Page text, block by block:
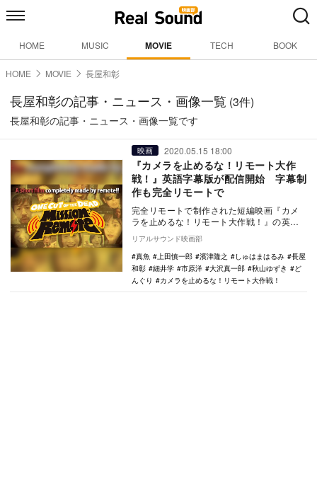
HOME MUSIC MOVIE TECH BOOK
HOME MOVIE 長屋和彰
長屋和彰の記事・ニュース・画像一覧 (3件)
長屋和彰の記事・ニュース・画像一覧です
映画 2020.05.15 18:00
『カメラを止めるな！リモート大作
戦！』英語字幕版が配信開始 字幕制
作も完全リモートで
完全リモートで制作された短編映画『カメ
ラを止めるな！リモート大作戦！』の英語
字幕版が急遽制作され、世界配信がスター
トした。 …
リアルサウンド映画部
真魚
上田慎一郎 濱津隆之 しゅはまはるみ
長屋
和彰
細井学 市原洋 大沢真一郎 秋山ゆずき
ど
んぐり
カメラを止めるな！リモート大作戦！